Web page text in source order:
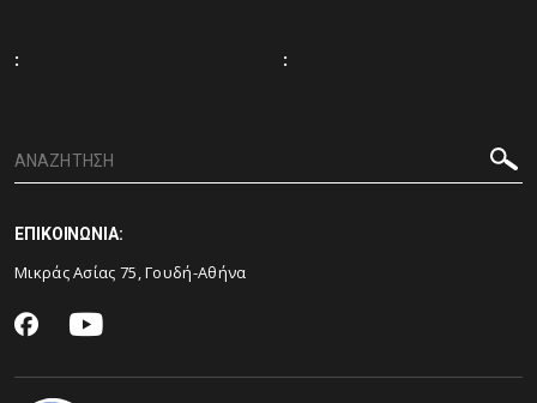
: :
ΕΠΙΚΟΙΝΩΝΙΑ:
Μικράς Ασίας 75, Γουδή-Αθήνα